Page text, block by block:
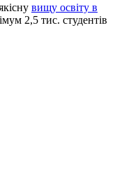
вищу освіту в
2,5 тис. студентів